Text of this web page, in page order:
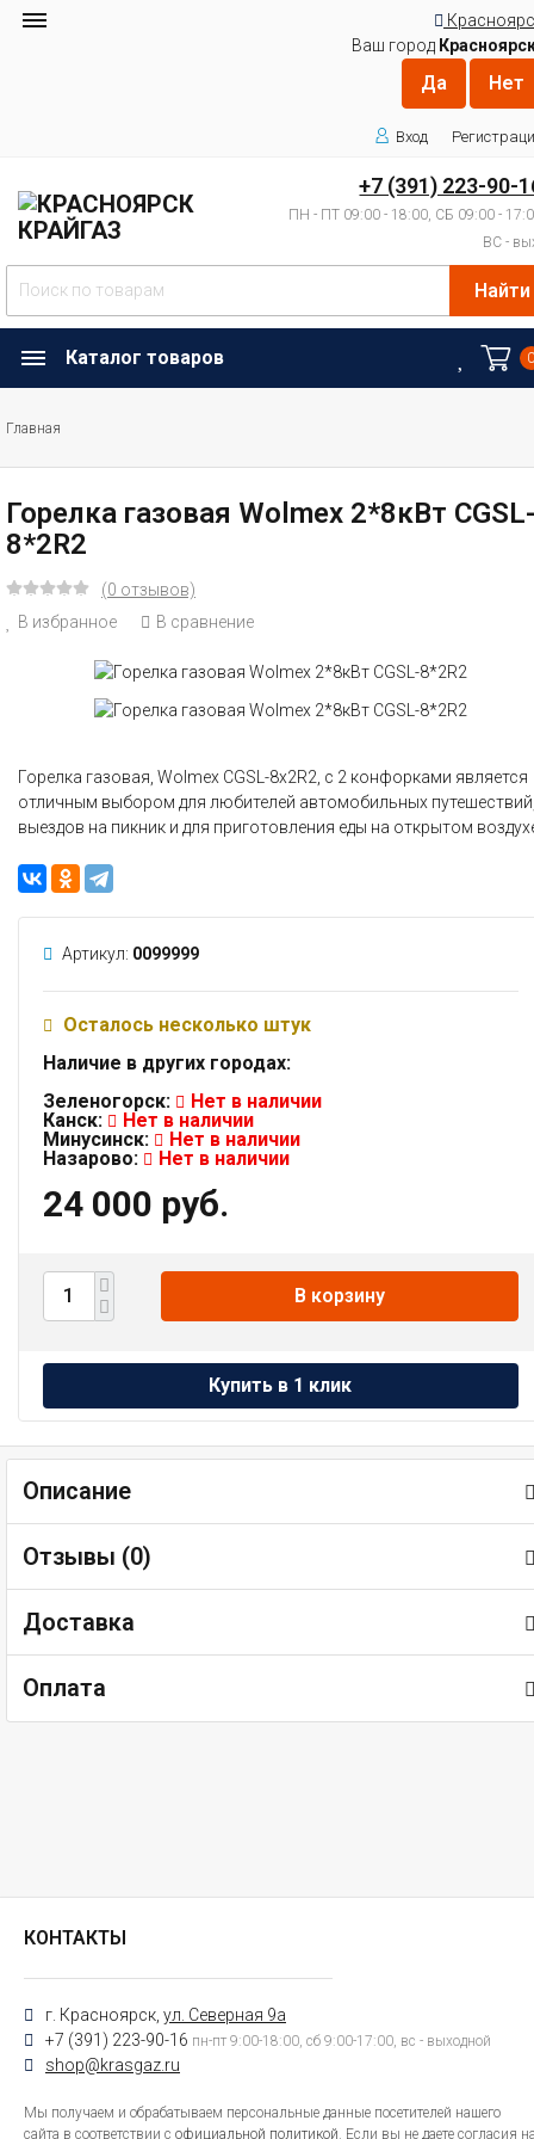
Ваш город
Вход
+7 (391) 223-90-
ПН - ПТ 09:00 - 18:00, СБ 09:00 -
ВС -
Найти
Каталог товаров
Главная
Горелка газовая Wolmex 2*8кВт СGSL-
8*2R2
(0 отзывов)
В избранное
В сравнение
Горелка газовая, Wolmex CGSL-8х2R2, с 2 конфорками является
отличным выбором для любителей автомобильных
выездов на пикник и для приготовления еды на открытом
Артикул: 0099999
Осталось несколько штук
Наличие в других городах:
Зеленогорск:
Нет в наличии
Канск:
Нет в наличии
Минусинск:
Нет в наличии
Назарово:
Нет в наличии
24 000 руб.
В корзину
Описание
Отзывы (0)
Доставка
Оплата
КОНТАКТЫ
г. Красноярск, ул. Северная 9а
+7 (391) 223-90-16 пн-пт 9:00-18:00, сб 9:00-17:00, вс - выходной
shop@krasgaz.ru
Мы получаем и обрабатываем персональные данные посетителей нашего
сайта в соответствии с официальной политикой. Если вы не даете согласия